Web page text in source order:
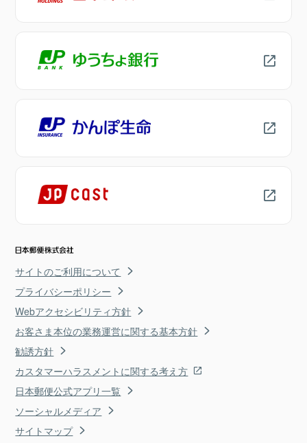
サイトのご利用について
プライバシーポリシー
Webアクセシビリティ方針
お客さま本位の業務運営に関する基本方針
勧誘方針
カスタマーハラスメントに関する考え方
日本郵便公式アプリ一覧
ソーシャルメディア
サイトマップ